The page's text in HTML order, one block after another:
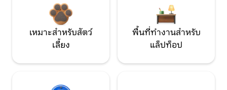
เหมาะสำหรับสัตว์
เลี้ยง
พื้นที่ทำงานสำหรับ
แล็ปท็อป